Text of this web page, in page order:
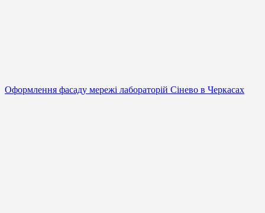
Оформлення фасаду мережі лабораторій Сінево в Черкасах